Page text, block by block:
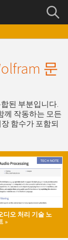
문
된 부분입니다.
께 작동하는 모든
함수가 포함되
TECH NOTE
디오 처리 기술 노